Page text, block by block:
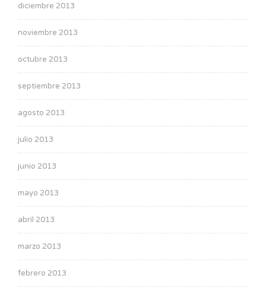
diciembre 2013
noviembre 2013
octubre 2013
septiembre 2013
agosto 2013
julio 2013
junio 2013
mayo 2013
abril 2013
marzo 2013
febrero 2013